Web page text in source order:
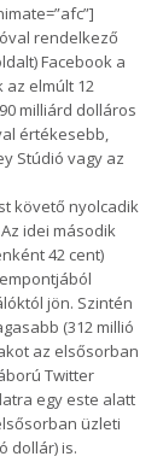
rendelkező
Facebook a
elmúlt 12
milliárd dolláros
értékesebb,
Stúdió vagy az
követő nyolcadik
idei második
42 cent)
jön. Szintén
(312 millió
az elsősorban
Twitter
egy este alatt
üzleti
dollár) is.